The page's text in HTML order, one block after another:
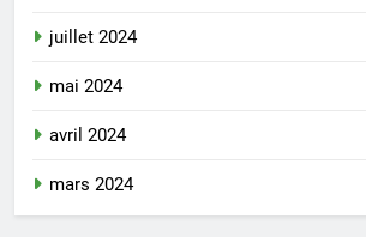
juillet 2024
mai 2024
avril 2024
mars 2024